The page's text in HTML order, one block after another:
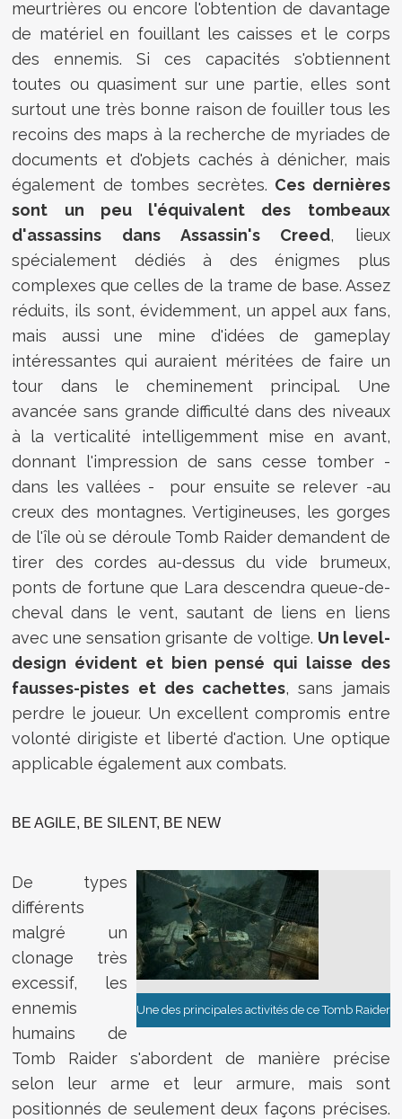
meurtrières ou encore l'obtention de davantage
de matériel en fouillant les caisses et le corps
des ennemis. Si ces capacités s'obtiennent
toutes ou quasiment sur une partie, elles sont
surtout une très bonne raison de fouiller tous les
recoins des maps à la recherche de myriades de
documents et d'objets cachés à dénicher, mais
également de tombes secrètes. Ces dernières
sont un peu l'équivalent des tombeaux
d'assassins dans Assassin's Creed, lieux
spécialement dédiés à des énigmes plus
complexes que celles de la trame de base. Assez
réduits, ils sont, évidemment, un appel aux fans,
mais aussi une mine d'idées de gameplay
intéressantes qui auraient méritées de faire un
tour dans le cheminement principal. Une
avancée sans grande difficulté dans des niveaux
à la verticalité intelligemment mise en avant,
donnant l'impression de sans cesse tomber -
dans les vallées - pour ensuite se relever -au
creux des montagnes. Vertigineuses, les gorges
de l'île où se déroule Tomb Raider demandent de
tirer des cordes au-dessus du vide brumeux,
ponts de fortune que Lara descendra queue-de-
cheval dans le vent, sautant de liens en liens
avec une sensation grisante de voltige. Un level-
design évident et bien pensé qui laisse des
fausses-pistes et des cachettes, sans jamais
perdre le joueur. Un excellent compromis entre
volonté dirigiste et liberté d'action. Une optique
applicable également aux combats.
BE AGILE, BE SILENT, BE NEW
Une des principales activités de ce Tomb Raider
De types
différents
malgré un
clonage très
excessif, les
ennemis
humains de
Tomb Raider s'abordent de manière précise
selon leur arme et leur armure, mais sont
positionnés de seulement deux façons précises.